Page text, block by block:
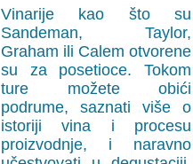
Vinarije kao što su
Sandeman, Taylor,
Graham ili Calem otvorene
su za posetioce. Tokom
ture možete obići
podrume, saznati više o
istoriji vina i procesu
proizvodnje, i naravno